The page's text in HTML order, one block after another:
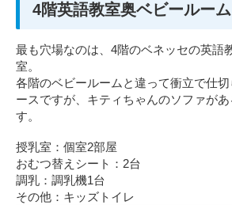
4階英語教室奥ベビールーム
最も穴場なのは、4階のベネッセの英語
室。
各階のベビールームと違って衝立で仕
ースですが、キティちゃんのソファが
す。
授乳室：個室2部屋
おむつ替えシート：2台
調乳：調乳機1台
その他：キッズトイレ